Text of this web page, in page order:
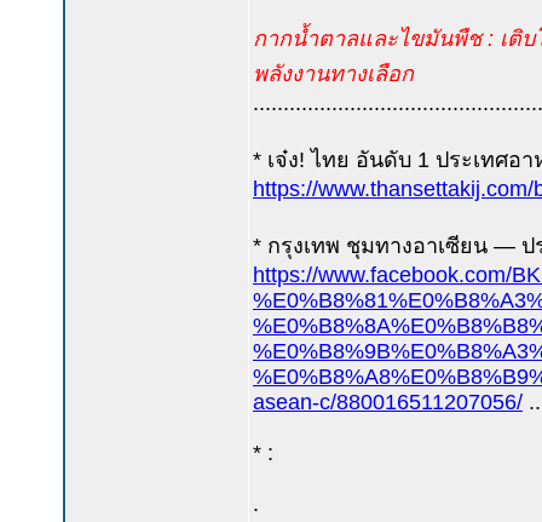
กากน้ำตาลและไขมันพืช : เติ
พลังงานทางเลือก
* เจ๋ง! ไทย อันดับ 1 ประเทศอ
https://
* กรุงเทพ ชุมทางอาเซียน — ป
https://www.facebook.com/
asean-c/880016511207056/
* :
.